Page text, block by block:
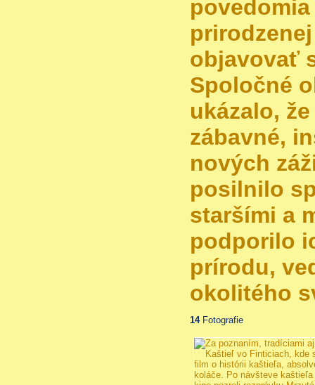
objavovať
Spoločné
ukázalo,
zábavné,
nových
posilnilo
staršími a
podporilo
prírodu,
okolitého
14Fotografie